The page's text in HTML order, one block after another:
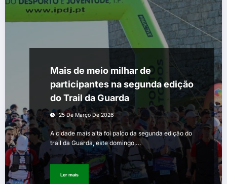
Mais de meio milhar de
participantes na segunda edição
do Trail da Guarda
25 De Março De 2026
A cidade mais alta foi palco da segunda edição do
trail da Guarda, este domingo,…
Ler mais